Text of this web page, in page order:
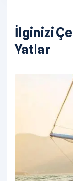
İlginizi
Yatlar